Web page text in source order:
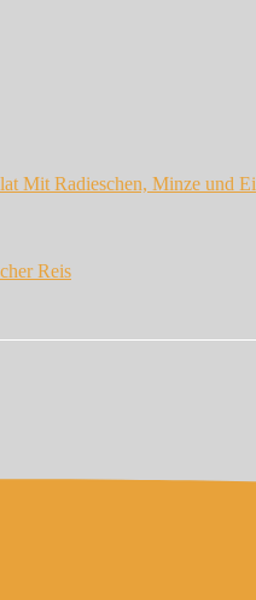
Mit Radieschen, Minze und Ei
Reis